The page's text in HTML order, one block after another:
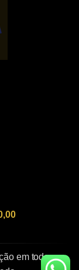
em todo o